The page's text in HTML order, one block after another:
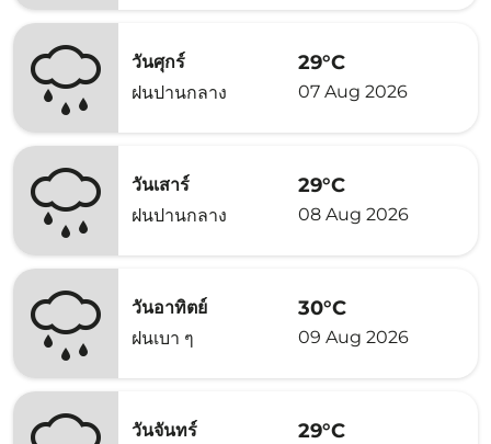
วันศุกร์
ฝนปานกลาง
29°C
07 Aug 2026
วันเสาร์
ฝนปานกลาง
29°C
08 Aug 2026
วันอาทิตย์
ฝนเบา ๆ
30°C
09 Aug 2026
วันจันทร์
29°C